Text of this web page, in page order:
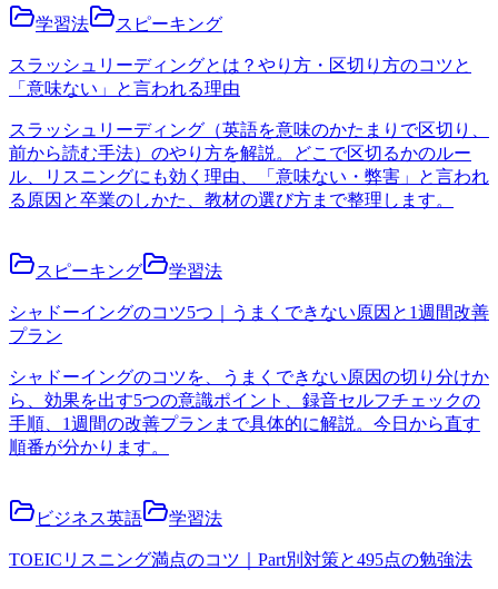
学習法 スピーキング
スラッシュリーディングとは？やり方・区切り方のコツと
「意味ない」と言われる理由
スラッシュリーディング（英語を意味のかたまりで区切り、
前から読む手法）のやり方を解説。どこで区切るかのルー
ル、リスニングにも効く理由、「意味ない・弊害」と言われ
る原因と卒業のしかた、教材の選び方まで整理します。
スピーキング 学習法
シャドーイングのコツ5つ｜うまくできない原因と1週間改善
プラン
シャドーイングのコツを、うまくできない原因の切り分けか
ら、効果を出す5つの意識ポイント、録音セルフチェックの
手順、1週間の改善プランまで具体的に解説。今日から直す
順番が分かります。
ビジネス英語 学習法
TOEICリスニング満点のコツ｜Part別対策と495点の勉強法